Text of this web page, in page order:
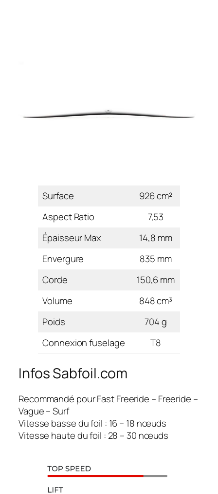
Surface
926 cm²
Aspect Ratio
7,53
Épaisseur Max
14,8 mm
Envergure
835 mm
Corde
150,6 mm
Volume
848 cm³
Poids
704 g
Connexion fuselage
T8
Infos Sabfoil.com
Recommandé pour Fast Freeride – Freeride –
Vague – Surf
Vitesse basse du foil : 16 – 18 nœuds
Vitesse haute du foil : 28 – 30 nœuds